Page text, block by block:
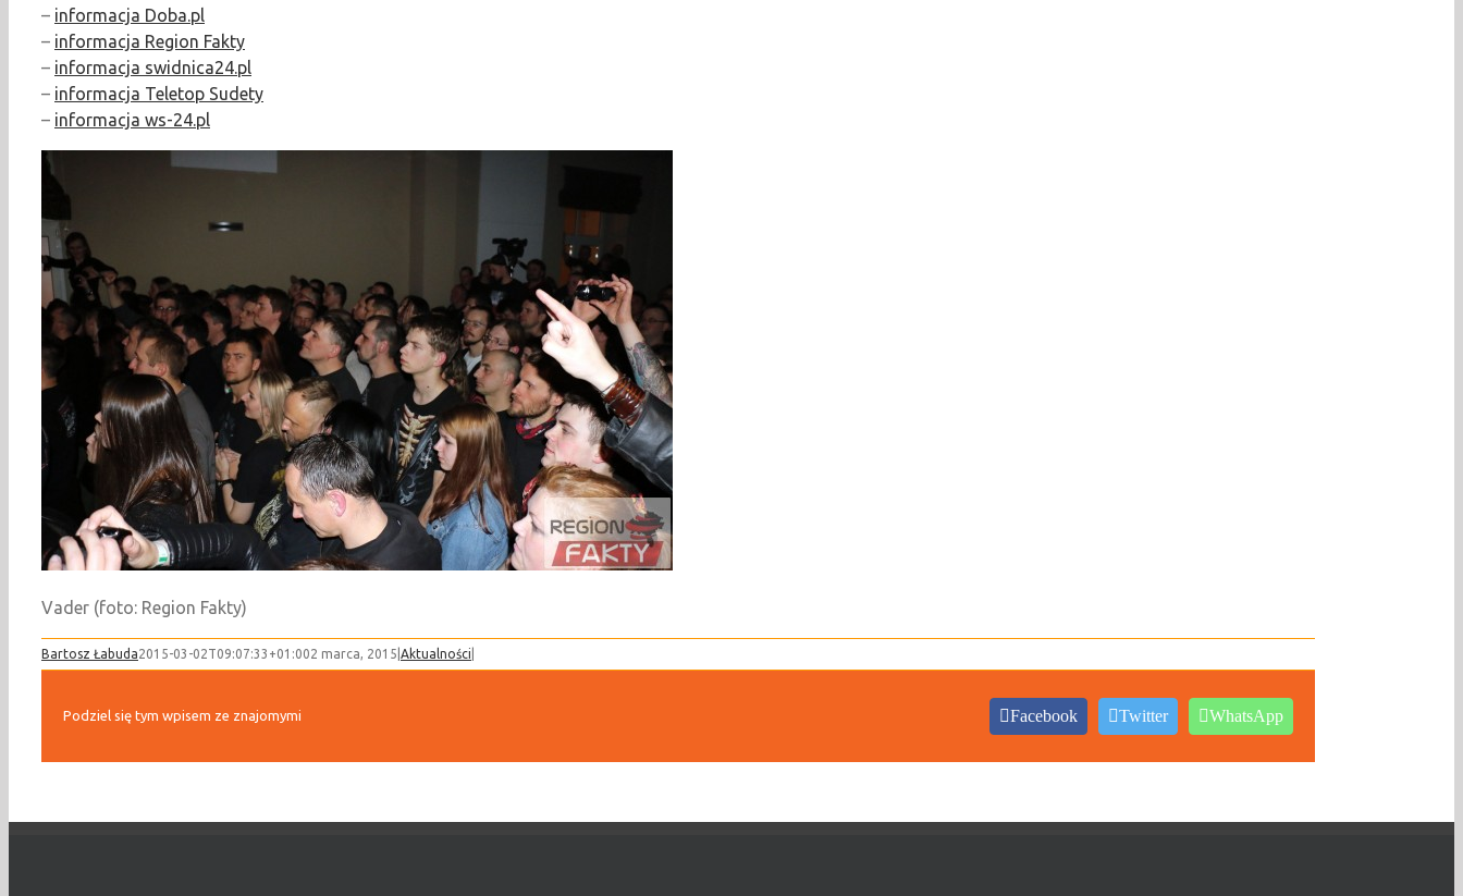
– informacja Doba.pl
– informacja Region Fakty
– informacja swidnica24.pl
– informacja Teletop Sudety
– informacja ws-24.pl
Vader (foto: Region Fakty)
Bartosz Łabuda2015-03-02T09:07:33+01:002 marca, 2015 Aktualności
Podziel się tym wpisem ze znajomymi Facebook Twitter WhatsApp